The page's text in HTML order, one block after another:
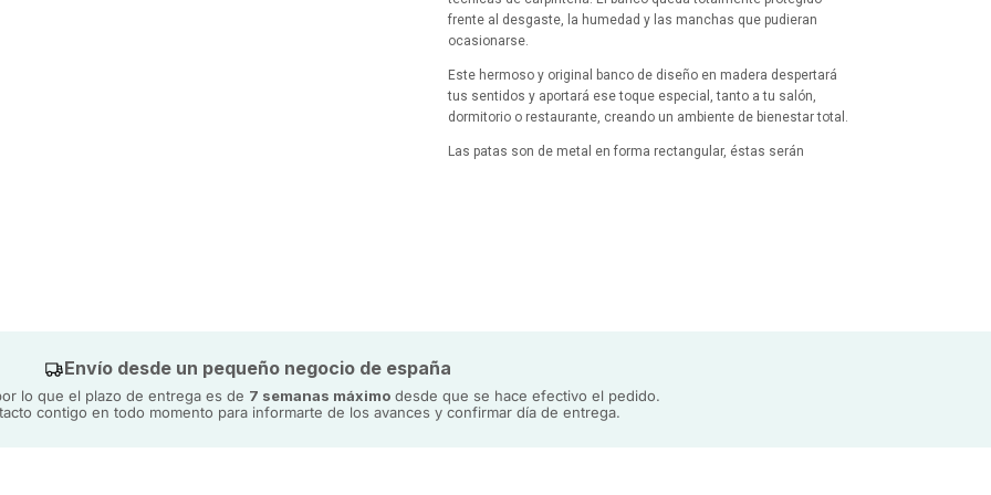
frente al desgaste, la humedad y las manchas que pudieran
ocasionarse.
Este hermoso y original banco de diseño en madera despertará
tus sentidos y aportará ese toque especial, tanto a tu salón,
dormitorio o restaurante, creando un ambiente de bienestar total.
Las patas son de metal en forma rectangular, éstas serán
Envío desde un pequeño negocio de españa
lo que el plazo de entrega es de 7 semanas máximo desde que se hace efectivo el pedido.
contigo en todo momento para informarte de los avances y confirmar día de entrega.